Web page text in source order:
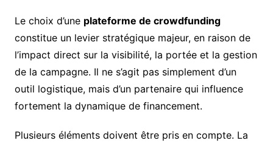
Le choix d’une plateforme de crowdfunding
constitue un levier stratégique majeur, en raison de
l’impact direct sur la visibilité, la portée et la gestion
de la campagne. Il ne s’agit pas simplement d’un
outil logistique, mais d’un partenaire qui influence
fortement la dynamique de financement.
Plusieurs éléments doivent être pris en compte. La